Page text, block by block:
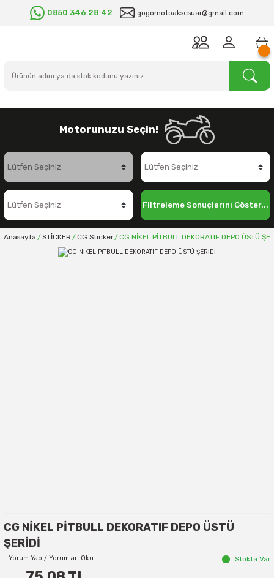
0850 346 28 42 gogomotoaksesuar@gmail.com
Motorunuzu Seçin!
Filtreleme Sonuçlarını Göster...
Anasayfa STİCKER CG Sticker CG NİKEL PİTBULL DEKORATIF DEPO ÜSTÜ
CG NİKEL PİTBULL DEKORATIF DEPO ÜSTÜ
ŞERİDİ
Yorum Yap / Yorumları Oku Stokta Var